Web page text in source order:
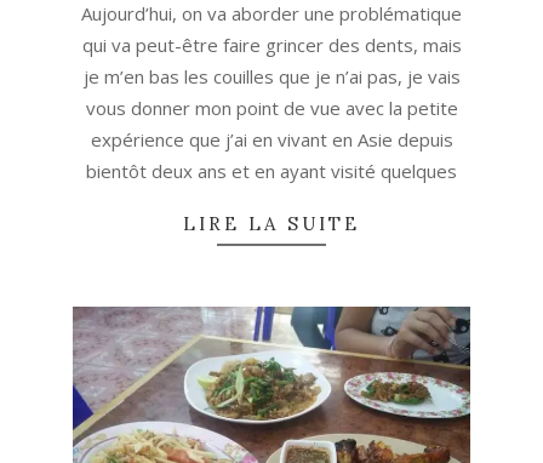
26
Aujourd’hui, on va aborder une problématique
qui va peut-être faire grincer des dents, mais
je m’en bas les couilles que je n’ai pas, je vais
vous donner mon point de vue avec la petite
expérience que j’ai en vivant en Asie depuis
bientôt deux ans et en ayant visité quelques
LIRE LA SUITE